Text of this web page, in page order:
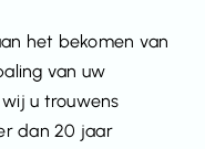
het bekomen van
van uw
u trouwens
dan 20 jaar